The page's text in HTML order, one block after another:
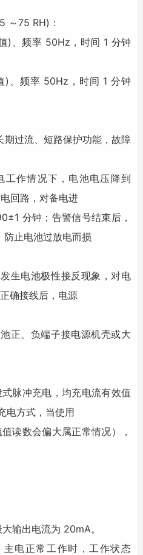
～75 RH)：
)、频率 50Hz，时间 1 分钟
)、频率 50Hz，时间 1 分钟
期过流、短路保护功能，故障
工作情况下，电池电压降到
回路，对备电进
分钟；告警信号结束后，
止电池过放电而损
生电池极性接反现象，对电
确接线后，电源
正、负端子接电源机壳或大
脉冲充电，均充电流有效值
电方式，当使用
读数会偏大属正常情况），
输出电流为 20mA。
电正常工作时，工作状态